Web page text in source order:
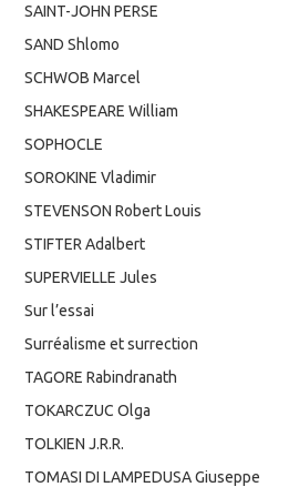
SAINT-JOHN PERSE
SAND Shlomo
SCHWOB Marcel
SHAKESPEARE William
SOPHOCLE
SOROKINE Vladimir
STEVENSON Robert Louis
STIFTER Adalbert
SUPERVIELLE Jules
Sur l’essai
Surréalisme et surrection
TAGORE Rabindranath
TOKARCZUC Olga
TOLKIEN J.R.R.
TOMASI DI LAMPEDUSA Giuseppe